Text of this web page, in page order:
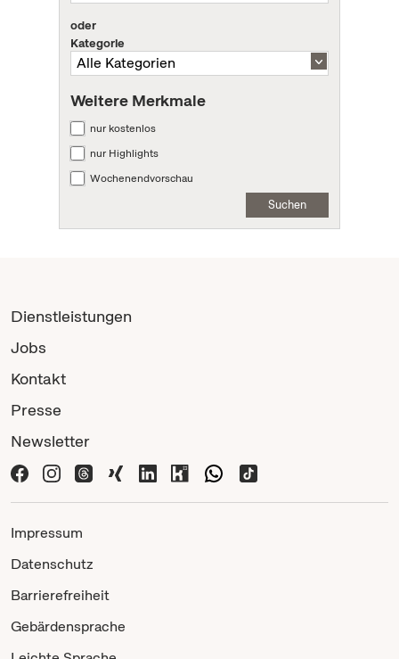
oder
Kategorie
Weitere Merkmale
nur kostenlos
nur Highlights
Wochenendvorschau
Suchen
Dienstleistungen
Jobs
Kontakt
Presse
Newsletter
Impressum
Datenschutz
Barrierefreiheit
Gebärdensprache